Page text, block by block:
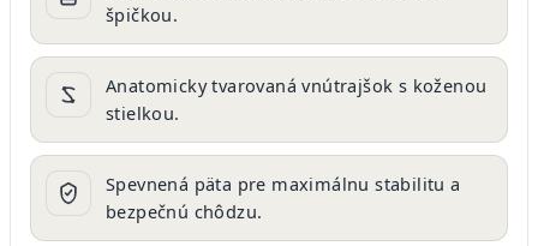
špičkou.
Anatomicky tvarovaná vnútrajšok s koženou
stielkou.
Spevnená päta pre maximálnu stabilitu a
bezpečnú chôdzu.